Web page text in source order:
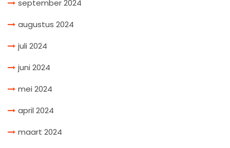
september 2024
augustus 2024
juli 2024
juni 2024
mei 2024
april 2024
maart 2024